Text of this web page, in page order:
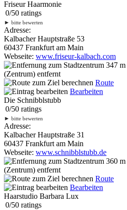
Friseur Haarmonie
0/50 ratings
► bitte bewerten
Adresse:
Kalbacher Hauptstraße 53
60437 Frankfurt am Main
Webseite: www.friseur-kalbach.com
347 m
(Zentrum) entfernt
Route
Bearbeiten
Die Schnibblstubb
0/50 ratings
► bitte bewerten
Adresse:
Kalbacher Hauptstraße 31
60437 Frankfurt am Main
Webseite: www.schnibblstubb.de
360 m
(Zentrum) entfernt
Route
Bearbeiten
Haarstudio Barbara Lux
0/50 ratings